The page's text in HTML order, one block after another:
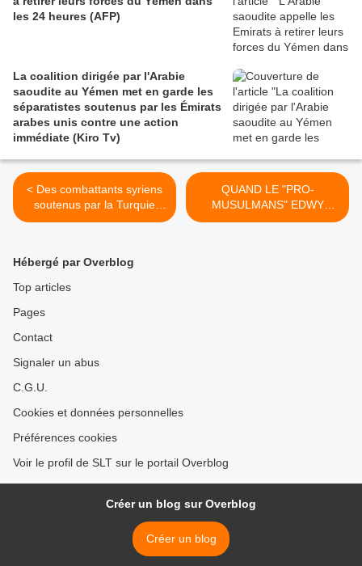
les 24 heures (AFP)
La coalition dirigée par l'Arabie
saoudite au Yémen met en garde les
séparatistes soutenus par les Émirats
arabes unis contre une action
immédiate (Kiro Tv)
< Des combattants syriens
soutenus par la Turquie
avancent sur la ville de
QUAND LE "PRO-
MUSULMANS" EDWY
PLENEL COLLABORE
Hébergé par Overblog
Top articles
Pages
Contact
Signaler un abus
C.G.U.
Cookies et données personnelles
Préférences cookies
Voir le profil de SLT sur le portail Overblog
Créer un blog sur Overblog
Créer un blog